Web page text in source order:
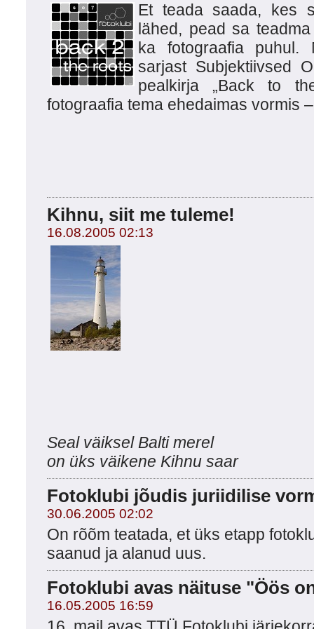
Et teada saada, kes
lähed, pead sa
ka fotograafia puhul.
sarjast Subjektiivsed
pealkirja „Back to
fotograafia tema ehedaimas vormis
Kihnu, siit me tuleme!
16.08.2005 02:13
Seal väiksel Balti merel
on üks väikene Kihnu saar
Fotoklubi jõudis juriidilise
30.06.2005 02:02
On rõõm teatada, et üks etapp
saanud ja alanud uus.
Fotoklubi avas näituse "Öös
16.05.2005 16:59